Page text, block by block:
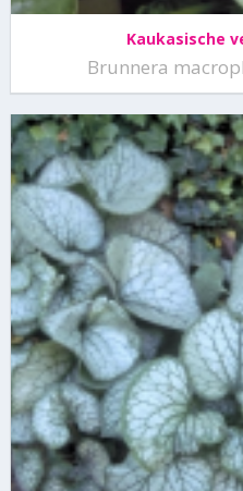
Kaukasische
Brunnera